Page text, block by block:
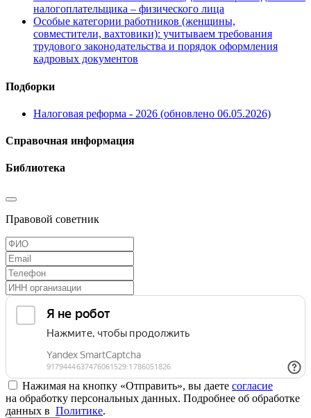
налогоплательщика – физического лица
Особые категории работников (женщины,
совместители, вахтовики): учитываем требования
трудового законодательства и порядок оформления
кадровых документов
Подборки
Налоговая реформа - 2026 (обновлено 06.05.2026)
Справочная информация
Библиотека
Правовой советник
Нажимая на кнопку «Отправить», вы даете согласие
на обработку персональных данных. Подробнее об обработке
данных в Политике.